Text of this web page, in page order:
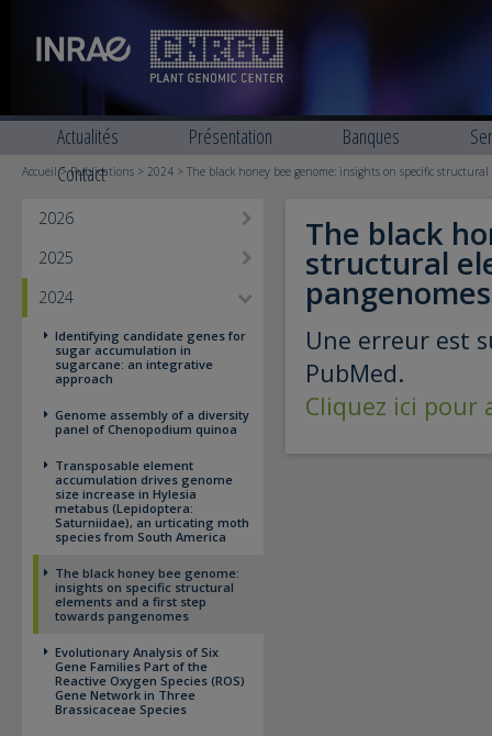
Actualités Présentation Banques
Contact
Accueil>Publications > 2024 > The black honey bee genome: insights on specific
2026
2025
2024
Identifying candidate genes for
sugar accumulation in
sugarcane: an integrative
approach
Genome assembly of a diversity
panel of Chenopodium quinoa
Transposable element
accumulation drives genome
size increase in Hylesia
metabus (Lepidoptera:
Saturniidae), an urticating moth
species from South America
The black honey bee genome:
insights on specific structural
elements and a first step
towards pangenomes
Evolutionary Analysis of Six
Gene Families Part of the
Reactive Oxygen Species (ROS)
Gene Network in Three
Brassicaceae Species
The black
structural
pangenomes
Une erreur est
PubMed.
Cliquez ici pour